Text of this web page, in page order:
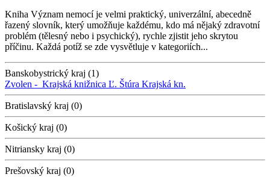
Kniha Význam nemocí je velmi praktický, univerzální, abecedně
řazený slovník, který umožňuje každému, kdo má nějaký zdravotní
problém (tělesný nebo i psychický), rychle zjistit jeho skrytou
příčinu. Každá potíž se zde vysvětluje v kategoriích...
Banskobystrický kraj (1)
Zvolen - Krajská knižnica Ľ. Štúra Krajská kn.
Bratislavský kraj (0)
Košický kraj (0)
Nitriansky kraj (0)
Prešovský kraj (0)